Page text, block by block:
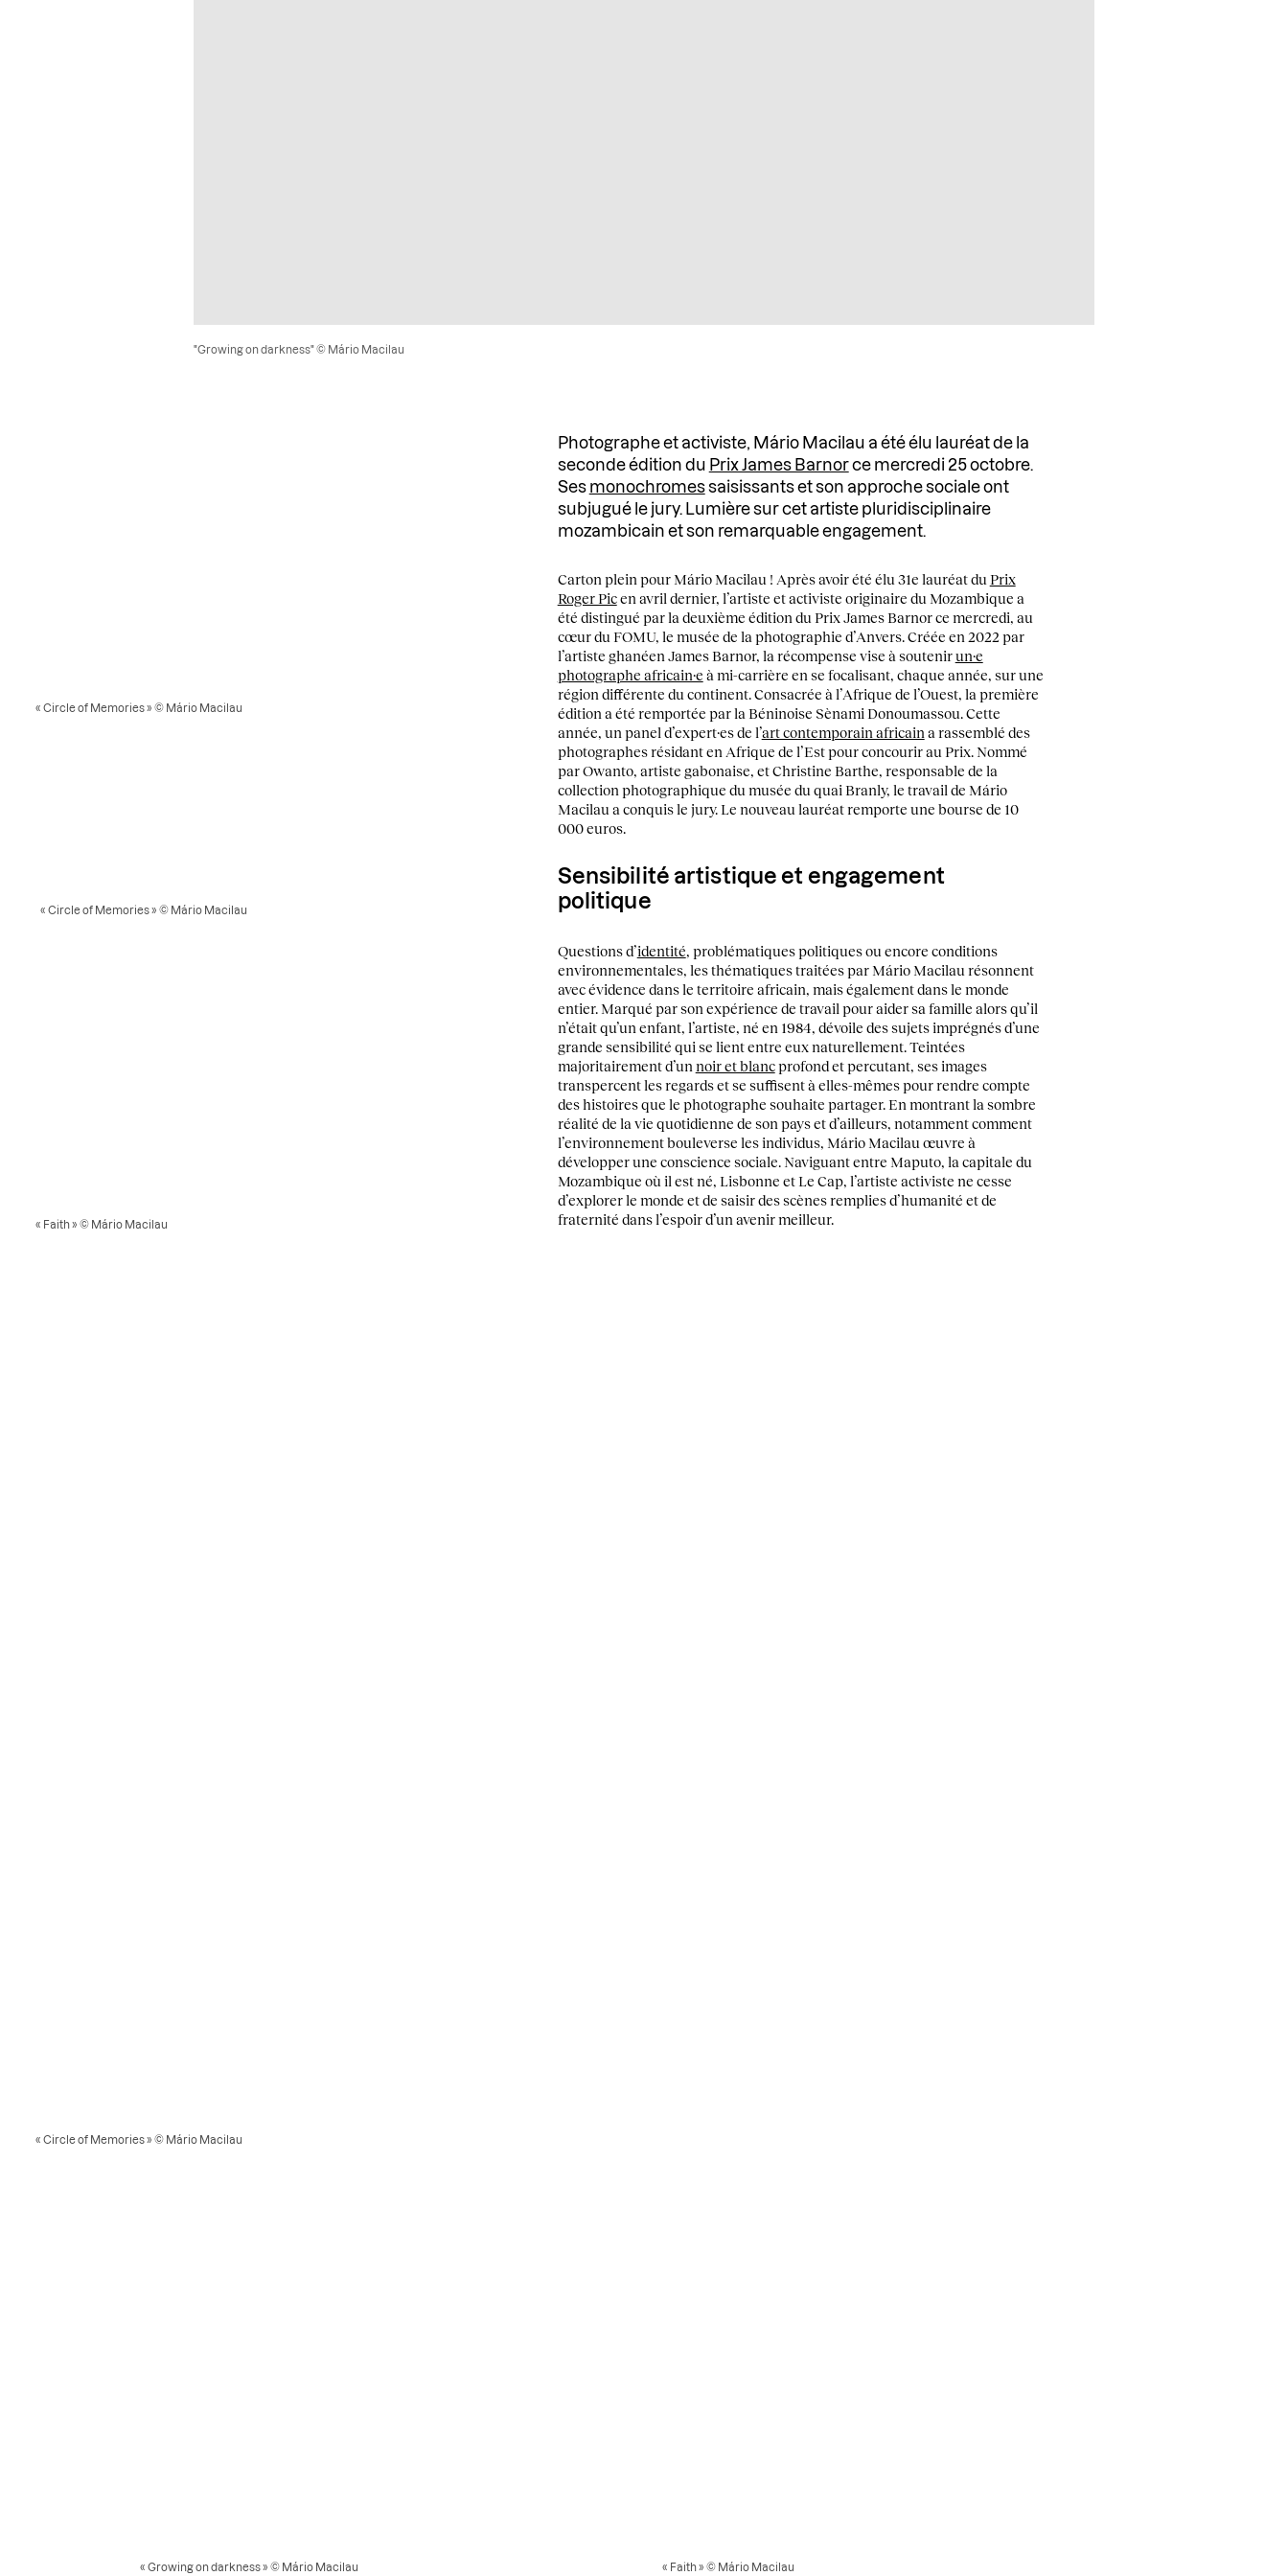
"Growing on darkness" © Mário Macilau
« Circle of Memories » © Mário Macilau
« Circle of Memories » © Mário Macilau
« Faith » © Mário Macilau
Photographe et activiste, Mário Macilau a été élu lauréat de la
seconde édition du Prix James Barnorce mercredi 25 octobre.
Ses monochromessaisissants et son approche sociale ont
subjugué le jury. Lumière sur cet artiste pluridisciplinaire
mozambicain et son remarquable engagement.
Carton plein pour Mário Macilau ! Après avoir été élu 31e lauréat du Prix
Roger Picen avril dernier, l’artiste et activiste originaire du Mozambique a
été distingué par la deuxième édition du Prix James Barnor ce mercredi, au
cœur du FOMU, le musée de la photographie d’Anvers. Créée en 2022 par
l’artiste ghanéen James Barnor, la récompense vise à soutenirun·e
photographe africain·e à mi-carrière en se focalisant, chaque année, sur une
région différente du continent. Consacrée à l’Afrique de l’Ouest, la première
édition a été remportée par la Béninoise Sènami Donoumassou. Cette
année, un panel d’expert·es de l’art contemporain africain a rassemblé des
photographes résidant en Afrique de l’Est pour concourir au Prix. Nommé
par Owanto, artiste gabonaise, et Christine Barthe, responsable de la
collection photographique du musée du quai Branly, le travail de Mário
Macilau a conquis le jury. Le nouveau lauréat remporte une bourse de 10
000 euros.
Sensibilité artistique et engagement
politique
Questions d’identité, problématiques politiques ou encore conditions
environnementales, les thématiques traitées par Mário Macilau résonnent
avec évidence dans le territoire africain, mais également dans le monde
entier. Marqué par son expérience de travail pour aider sa famille alors qu’il
n’était qu’un enfant, l’artiste, né en 1984, dévoile des sujets imprégnés d’une
grande sensibilité qui se lient entre eux naturellement. Teintées
majoritairement d’un noir et blancprofond et percutant, ses images
transpercent les regards et se suffisent à elles-mêmes pour rendre compte
des histoires que le photographe souhaite partager. En montrant la sombre
réalité de la vie quotidienne de son pays et d’ailleurs, notamment comment
l’environnement bouleverse les individus, Mário Macilau œuvre à
développer une conscience sociale. Naviguant entre Maputo, la capitale du
Mozambique où il est né, Lisbonne et Le Cap, l’artiste activiste ne cesse
d’explorer le monde et de saisir des scènes remplies d’humanité et de
fraternité dans l’espoir d’un avenir meilleur.
« Circle of Memories » © Mário Macilau
« Growing on darkness » © Mário Macilau « Faith » © Mário Macilau